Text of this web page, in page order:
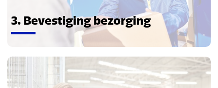
3. Bevestiging bezorging